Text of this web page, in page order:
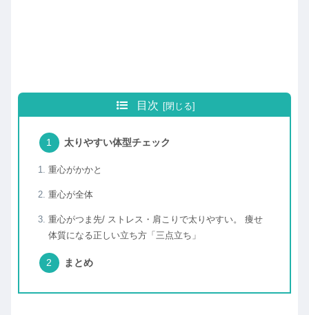
目次
太りやすい体型チェック
重心がかかと
重心が全体
重心がつま先/ ストレス・肩こりで太りやすい。 痩せ
体質になる正しい立ち方「三点立ち」
まとめ